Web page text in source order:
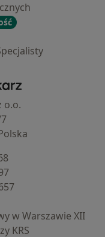
- Strona główna
o.o.
w Warszawie XII
KRS